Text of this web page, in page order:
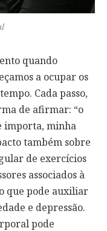
quando
a ocupar os
Cada passo,
de afirmar: “o
importa, minha
também sobre
de exercícios
associados à
que pode auxiliar
e depressão.
pode